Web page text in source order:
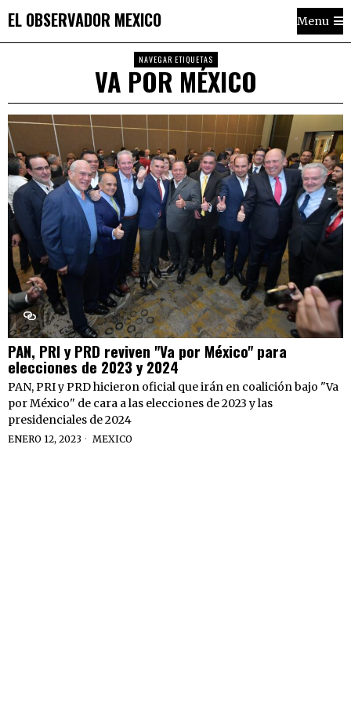
EL OBSERVADOR MEXICO Menu
NAVEGAR ETIQUETAS
VA POR MÉXICO
PAN, PRI y PRD reviven "Va por México" para
elecciones de 2023 y 2024
PAN, PRI y PRD hicieron oficial que irán en coalición bajo "Va
por México" de cara a las elecciones de 2023 y las
presidenciales de 2024
ENERO 12, 2023 MEXICO